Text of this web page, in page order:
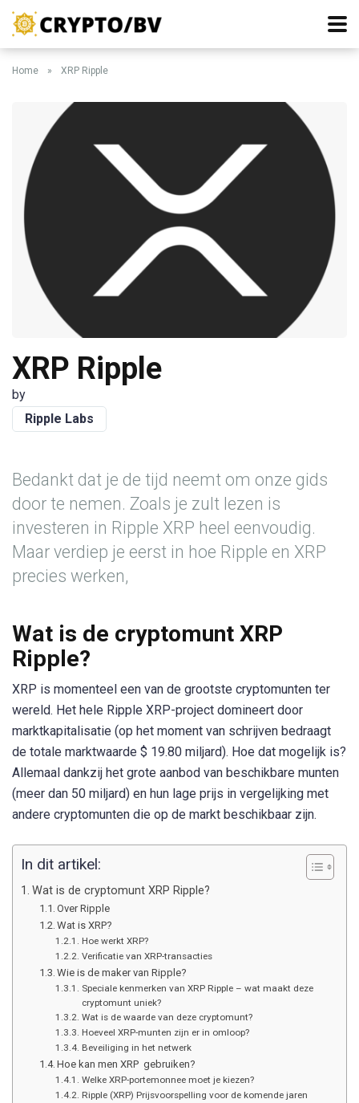
Home » XRP Ripple
XRP Ripple
by
Ripple Labs
Bedankt dat je de tijd neemt om onze gids
door te nemen. Zoals je zult lezen is
investeren in Ripple XRP heel eenvoudig.
Maar verdiep je eerst in hoe Ripple en XRP
precies werken,
Wat is de cryptomunt XRP
Ripple?
XRP is momenteel een van de grootste cryptomunten ter
wereld. Het hele Ripple XRP-project domineert door
marktkapitalisatie (op het moment van schrijven bedraagt
de totale marktwaarde $ 19.80 miljard). Hoe dat mogelijk is?
Allemaal dankzij het grote aanbod van beschikbare munten
(meer dan 50 miljard) en hun lage prijs in vergelijking met
andere cryptomunten die op de markt beschikbaar zijn.
In dit artikel:
Wat is de cryptomunt XRP Ripple?
Over Ripple
Wat is XRP?
Hoe werkt XRP?
Verificatie van XRP-transacties
Wie is de maker van Ripple?
Speciale kenmerken van XRP Ripple – wat maakt deze
cryptomunt uniek?
Wat is de waarde van deze cryptomunt?
Hoeveel XRP-munten zijn er in omloop?
Beveiliging in het netwerk
Hoe kan men XRP gebruiken?
Welke XRP-portemonnee moet je kiezen?
Ripple (XRP) Prijsvoorspelling voor de komende jaren